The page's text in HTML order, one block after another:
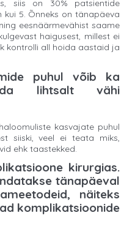
siis on 30% patsientide
kui 5. Õnneks on tänapäeva
eesnäärmevähist saame
haigusest, millest ei
kontrolli all hoida aastaid ja
puhul võib ka
lihtsalt vähi
kasvajate puhul
siiski, veel ei teata miks,
ehk taastekked.
kirurgias.
tänapäeval
näiteks
komplikatsioonide